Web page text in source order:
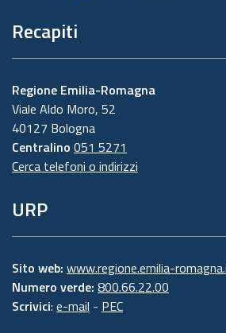
Recapiti
Regione Emilia-Romagna
Viale Aldo Moro, 52
40127 Bologna
Centralino 051 5271
Cerca telefoni o indirizzi
URP
Sito web: www.regione.emilia-
Numero verde: 800.66.22.00
Scrivici: e-mail - PEC